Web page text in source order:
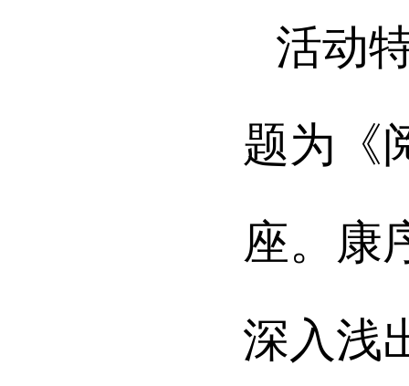
活动
题为《
座。康
深入浅